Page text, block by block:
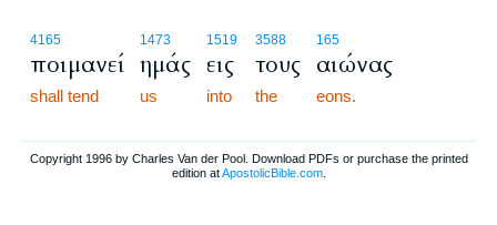
4165
ποιμανεί
shall tend
1473
ημάς
us
1519
εις
into
3588
τους
the
165
αιώνας
eons.
Copyright 1996 by Charles Van der Pool. Download PDFs or purchase the printed
edition atApostolicBible.com.